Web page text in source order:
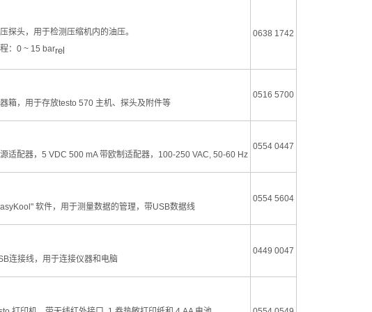
探头，用于检测压缩机内的油压。
：0 ~ 15 barrel
0638 1742
箱，用于存放testo 570 主机、探头及附件等
0516 5700
适配器，5 VDC 500 mA 带欧制适配器，100-250 VAC, 50-60 Hz
0554 0447
软件，用于测量数据的管理，带USB数据线
0554 5604
连接线，用于连接仪器和电脑
0449 0047